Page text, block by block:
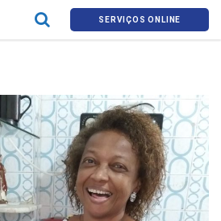
SERVIÇOS ONLINE